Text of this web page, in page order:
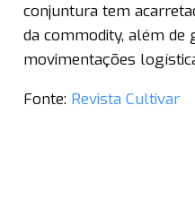
conjuntura tem
da commodity, além de
movimentações
Fonte: Revista Cultivar